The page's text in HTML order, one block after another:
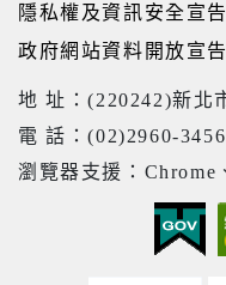
隱私權及資訊安全宣告
政府網站資料開放宣告
地 址：(220242)新北
電 話：(02)2960-
瀏覽器支援：Chrome